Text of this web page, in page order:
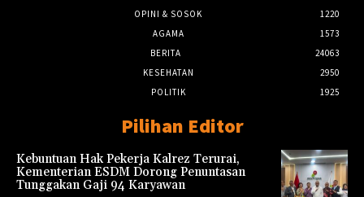
OPINI & SOSOK
1220
AGAMA
1573
BERITA
24063
KESEHATAN
2950
POLITIK
1925
Pilihan Editor
Kebuntuan Hak Pekerja Kalrez Terurai,
Kementerian ESDM Dorong Penuntasan
Tunggakan Gaji 94 Karyawan